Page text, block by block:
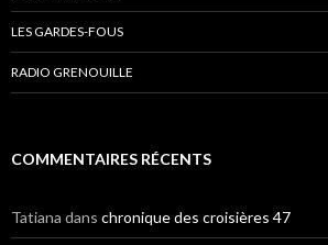
LES GARDES-FOUS
RADIO GRENOUILLE
COMMENTAIRES RÉCENTS
Tatiana dans chronique des croisières 47